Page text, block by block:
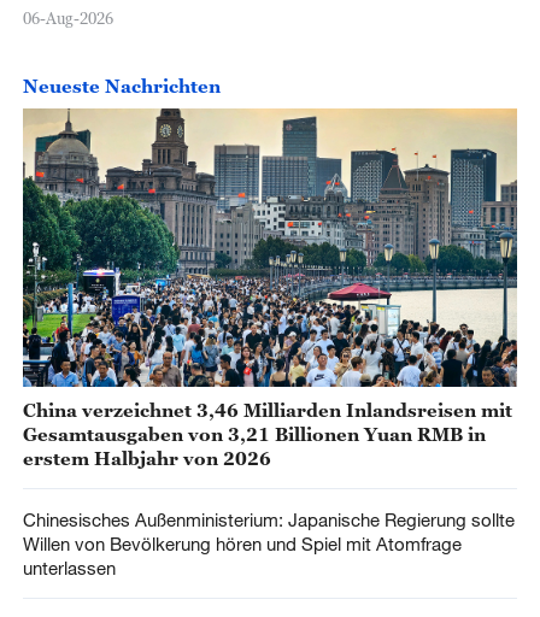
06-Aug-2026
Neueste Nachrichten
China verzeichnet 3,46 Milliarden Inlandsreisen mit
Gesamtausgaben von 3,21 Billionen Yuan RMB in
erstem Halbjahr von 2026
Chinesisches Außenministerium: Japanische Regierung sollte
Willen von Bevölkerung hören und Spiel mit Atomfrage
unterlassen